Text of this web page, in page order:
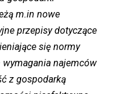
m.in nowe
przepisy dotyczące
się normy
wymagania najemców
z gospodarką